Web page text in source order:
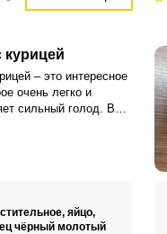
курицей
– это интересное
очень легко и
сильный голод. В
яйцо,
чёрный молотый